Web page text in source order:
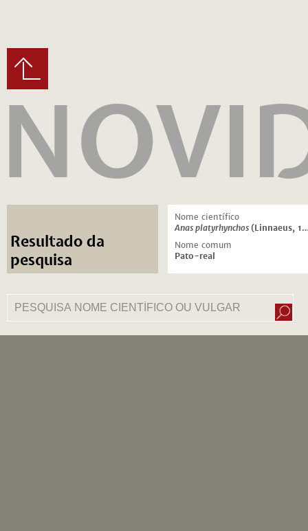
Resultado da
pesquisa
Nome científico
Anas platyrhynchos(Linnaeus, 1758)
Nome comum
Pato-real